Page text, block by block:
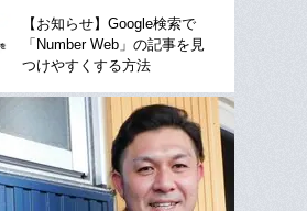
【お知らせ】Google検索で
「Number Web」の記事を見
つけやすくする方法